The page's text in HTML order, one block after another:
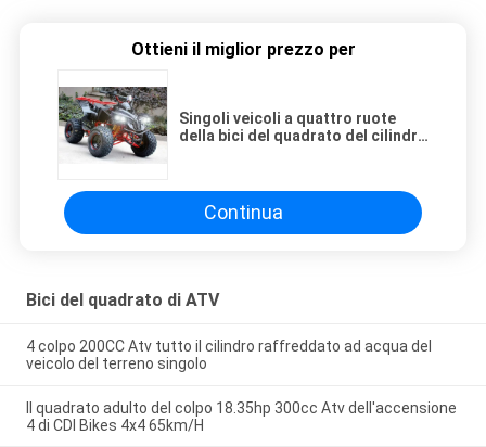
Ottieni il miglior prezzo per
Singoli veicoli a quattro ruote
della bici del quadrato del cilindro
Continua
Bici del quadrato di ATV
4 colpo 200CC Atv tutto il cilindro raffreddato ad acqua del
veicolo del terreno singolo
Il quadrato adulto del colpo 18.35hp 300cc Atv dell'accensione
4 di CDI Bikes 4x4 65km/H